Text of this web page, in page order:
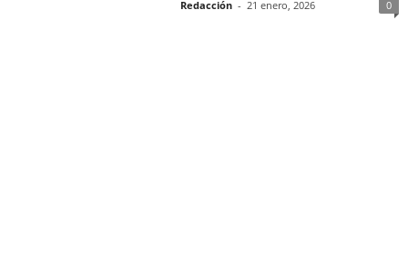
Redacción - 21 enero, 2026 0